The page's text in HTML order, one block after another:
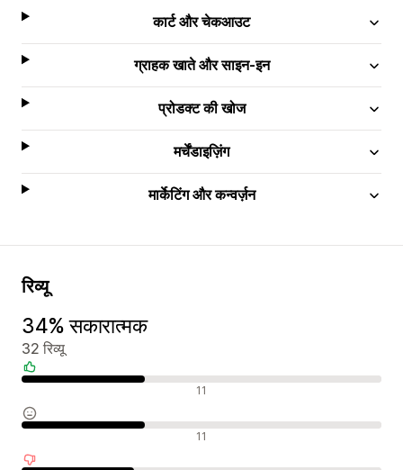
कार्ट और चेकआउट
ग्राहक खाते और साइन-इन
प्रोडक्ट की खोज
मर्चेंडाइज़िंग
मार्केटिंग और कन्वर्ज़न
रिव्यू
34% सकारात्मक
32 रिव्यू
सकारात्मक रिव्यू 11
न्यूट्रल रिव्यू 11